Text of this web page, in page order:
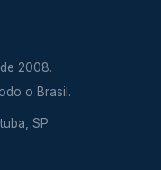
2008.
o Brasil.
SP